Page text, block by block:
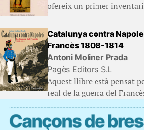
ofereix un primer inventari
Catalunya contra
Francès 1808-1814
Antoni Moliner Prada
Pagès Editors S.L
Aquest llibre està pensat
real de la guerra del